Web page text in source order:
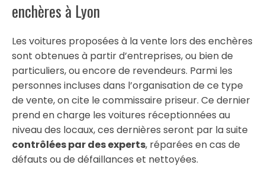
enchères à Lyon
Les voitures proposées à la vente lors des enchères
sont obtenues à partir d’entreprises, ou bien de
particuliers, ou encore de revendeurs. Parmi les
personnes incluses dans l’organisation de ce type
de vente, on cite le commissaire priseur. Ce dernier
prend en charge les voitures réceptionnées au
niveau des locaux, ces dernières seront par la suite
contrôlées par des experts, réparées en cas de
défauts ou de défaillances et nettoyées.